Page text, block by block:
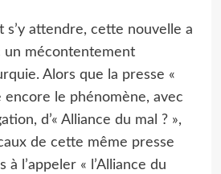
s’y attendre, cette nouvelle a
un mécontentement
Alors que la presse «
encore le phénomène, avec
d’« Alliance du mal ? »,
de cette même presse
à l’appeler « l’Alliance du